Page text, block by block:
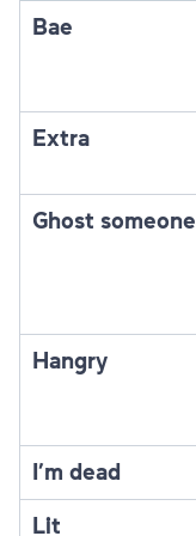
Bae
Extra
Ghost someone
Hangry
I’m dead
Lit